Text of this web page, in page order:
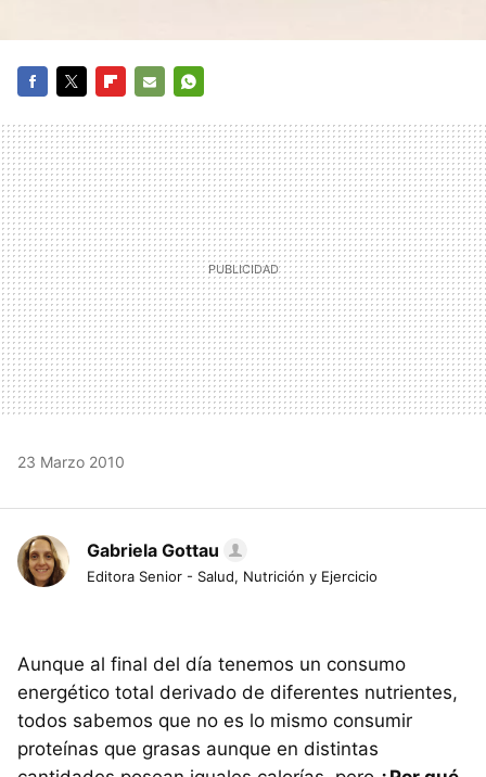
MAIL
23 Marzo 2010
Gabriela Gottau
Editora Senior - Salud, Nutrición y Ejercicio
Aunque al final del día tenemos un consumo
energético total derivado de diferentes nutrientes,
todos sabemos que no es lo mismo consumir
proteínas que grasas aunque en distintas